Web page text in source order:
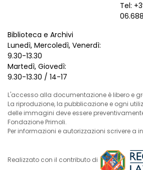
Tel:
Biblioteca e Archivi
Lunedì, Mercoledì, Venerdì:
9.30-13.30
Martedì, Giovedì:
9.30-13.30 / 14-17
L'accesso alla documentazione è libero e
La riproduzione, la pubblicazione e ogni
delle immagini deve essere
Fondazione Primoli.
Per informazioni e autorizzazioni scrivere a
Realizzato con il contributo di